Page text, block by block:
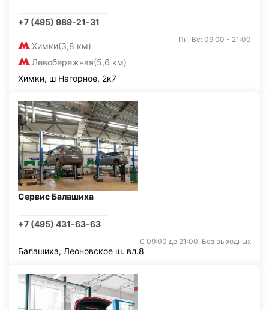
+7 (495) 989-21-31
Химки(3,8 км)
Левобережная(5,6 км)
Пн-Вс: 09:00 - 21:00
Химки, ш Нагорное, 2к7
Сервис Балашиха
+7 (495) 431-63-63
С 09:00 до 21:00. Без выходных
Балашиха, Леоновское ш. вл.8